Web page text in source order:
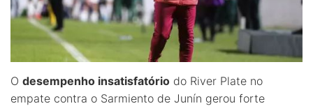
O desempenho insatisfatório do River Plate no
empate contra o Sarmiento de Junín gerou forte